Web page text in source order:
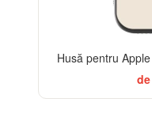
Husă pentru